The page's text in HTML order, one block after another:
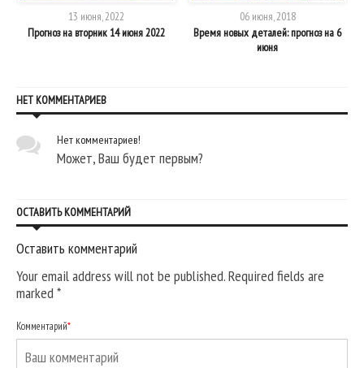
13 июня, 2022
Прогноз на вторник 14 июня 2022
06 июня, 2018
Время новых деталей: прогноз на 6
июня
НЕТ КОММЕНТАРИЕВ
Нет комментариев!
Может, Ваш будет первым?
ОСТАВИТЬ КОММЕНТАРИЙ
Оставить комментарий
Your email address will not be published. Required fields are
marked*
Комментарий*